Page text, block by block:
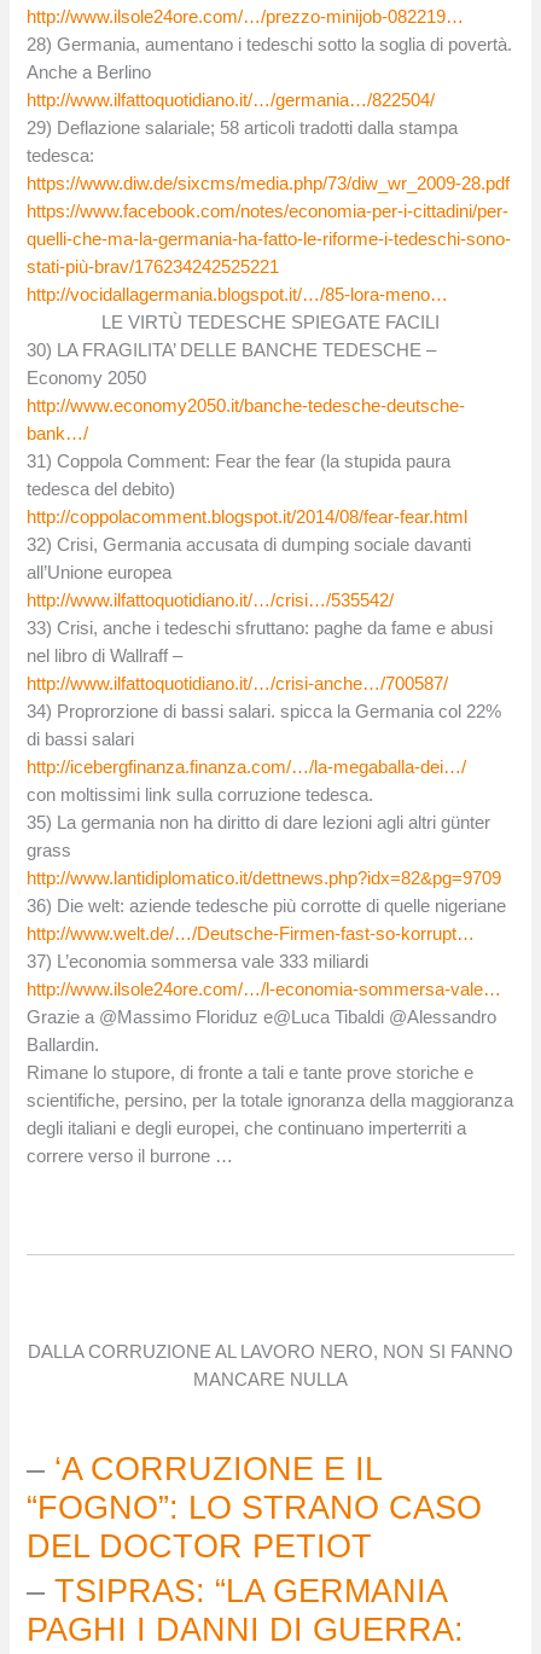
http://www.ilsole24ore.com/…/prezzo-minijob-082219…
28) Germania, aumentano i tedeschi sotto la soglia di povertà.
Anche a Berlino
http://www.ilfattoquotidiano.it/…/germania…/822504/
29) Deflazione salariale; 58 articoli tradotti dalla stampa
tedesca:
https://www.diw.de/sixcms/media.php/73/diw_wr_2009-28.pdf
https://www.facebook.com/notes/economia-per-i-cittadini/per-
quelli-che-ma-la-germania-ha-fatto-le-riforme-i-tedeschi-sono-
stati-più-brav/176234242525221
http://vocidallagermania.blogspot.it/…/85-lora-meno…
LE VIRTÙ TEDESCHE SPIEGATE FACILI
30) LA FRAGILITA’ DELLE BANCHE TEDESCHE –
Economy 2050
http://www.economy2050.it/banche-tedesche-deutsche-
bank…/
31) Coppola Comment: Fear the fear (la stupida paura
tedesca del debito)
http://coppolacomment.blogspot.it/2014/08/fear-fear.html
32) Crisi, Germania accusata di dumping sociale davanti
all’Unione europea
http://www.ilfattoquotidiano.it/…/crisi…/535542/
33) Crisi, anche i tedeschi sfruttano: paghe da fame e abusi
nel libro di Wallraff –
http://www.ilfattoquotidiano.it/…/crisi-anche…/700587/
34) Proprorzione di bassi salari. spicca la Germania col 22%
di bassi salari
http://icebergfinanza.finanza.com/…/la-megaballa-dei…/
con moltissimi link sulla corruzione tedesca.
35) La germania non ha diritto di dare lezioni agli altri günter
grass
http://www.lantidiplomatico.it/dettnews.php?idx=82&pg=9709
36) Die welt: aziende tedesche più corrotte di quelle nigeriane
http://www.welt.de/…/Deutsche-Firmen-fast-so-korrupt…
37) L’economia sommersa vale 333 miliardi
http://www.ilsole24ore.com/…/l-economia-sommersa-vale…
Grazie a @Massimo Floriduz e@Luca Tibaldi @Alessandro
Ballardin.
Rimane lo stupore, di fronte a tali e tante prove storiche e
scientifiche, persino, per la totale ignoranza della maggioranza
degli italiani e degli europei, che continuano imperterriti a
correre verso il burrone …
DALLA CORRUZIONE AL LAVORO NERO, NON SI FANNO
MANCARE NULLA
– ‘A CORRUZIONE E IL
“FOGNO”: LO STRANO CASO
DEL DOCTOR PETIOT
–TSIPRAS: “LA GERMANIA
PAGHI I DANNI DI GUERRA: